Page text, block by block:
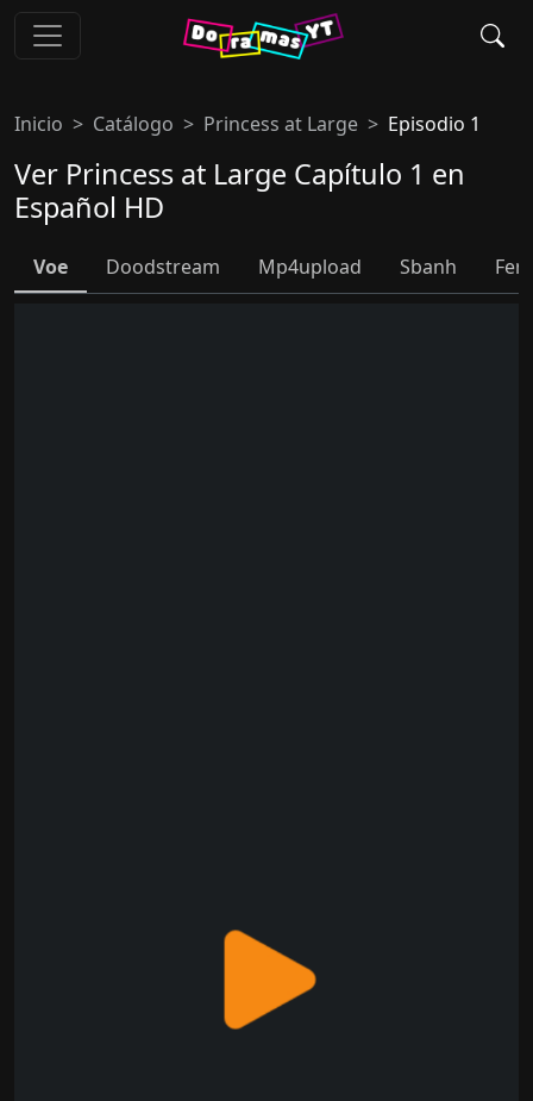
Inicio Catálogo Princess at Large Episodio 1
Ver Princess at Large Capítulo 1 en
Español HD
Voe Doodstream Mp4upload Sbanh